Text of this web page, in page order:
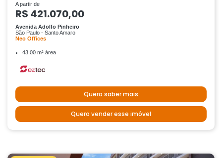
A partir de
R$ 421.070,00
Avenida Adolfo Pinheiro
São Paulo - Santo Amaro
Neo Offices
43.00 m² área
Quero saber mais
Quero vender esse imóvel